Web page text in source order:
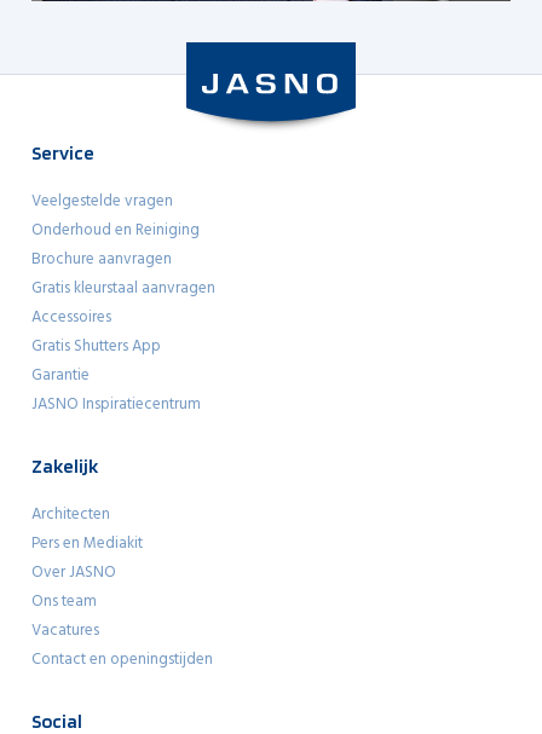
Service
Veelgestelde vragen
Onderhoud en Reiniging
Brochure aanvragen
Gratis kleurstaal aanvragen
Accessoires
Gratis Shutters App
Garantie
JASNO Inspiratiecentrum
Zakelijk
Architecten
Pers en Mediakit
Over JASNO
Ons team
Vacatures
Contact en openingstijden
Social